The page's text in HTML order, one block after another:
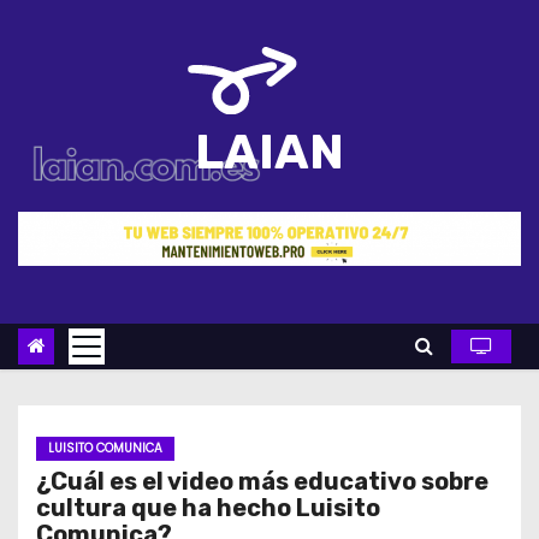
o
LAIAN
LUISITO COMUNICA
¿Cuál es el video más educativo sobre
cultura que ha hecho Luisito